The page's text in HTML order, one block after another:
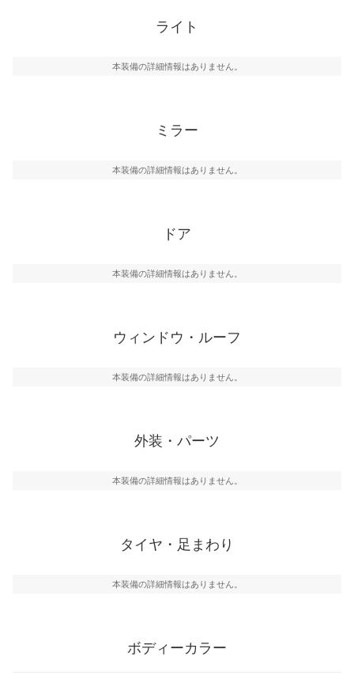
ライト
本装備の詳細情報はありません。
ミラー
本装備の詳細情報はありません。
ドア
本装備の詳細情報はありません。
ウィンドウ・ルーフ
本装備の詳細情報はありません。
外装・パーツ
本装備の詳細情報はありません。
タイヤ・足まわり
本装備の詳細情報はありません。
ボディーカラー